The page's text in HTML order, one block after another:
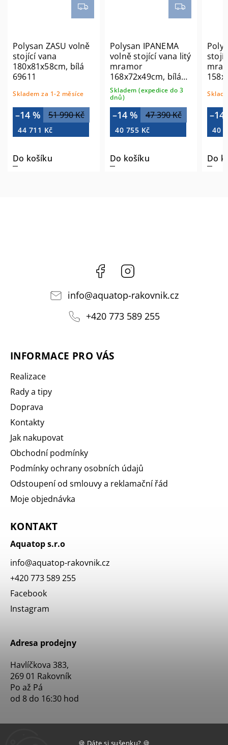
🍪 Dáte si sušenku? 🍪
Polysan ZASU volně
stojící vana
180x81x58cm, bílá
69611
Skladem za 1-2 měsíce
51 990 Kč
–14 %
44 711 Kč
Do košíku
Polysan IPANEMA
volně stojící vana litý
mramor
168x72x49cm, bílá
69911
Skladem (expedice do 3
dnů)
47 390 Kč
–14 %
40 755 Kč
Do košíku
–14
40
Do
Facebook
info@aquatop-rakovnik.cz
+420 773 589 255
INFORMACE PRO VÁS
Realizace
Rady a tipy
Doprava
Kontakty
Jak nakupovat
Obchodní podmínky
Podmínky ochrany osobních údajů
Odstoupení od smlouvy a reklamační řád
Moje objednávka
KONTAKT
Aquatop s.r.o
info@aquatop-rakovnik.cz
+420 773 589 255
Facebook
Instagram
Adresa prodejny
Havlíčkova 383,
269 01 Rakovník
Po až Pá
od 8 do 16:30 hod